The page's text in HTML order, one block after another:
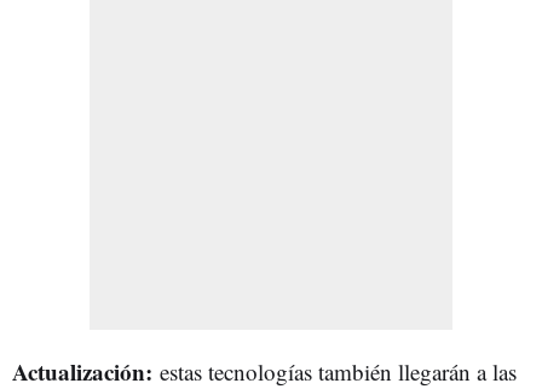
Actualización: estas tecnologías también llegarán a las